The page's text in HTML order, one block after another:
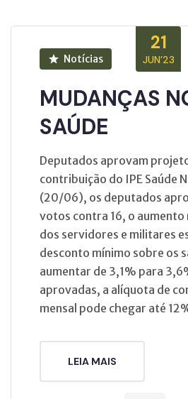
21
JUN’23
Notícias
MUDANÇAS
SAÚDE
Deputados aprovam
contribuição do IPE Saúde
(20/06), os deputados
votos contra 16, o
dos servidores e militares
desconto mínimo sobre os
aumentar de 3,1% para
aprovadas, a alíquota de
mensal pode chegar até
LEIA MAIS